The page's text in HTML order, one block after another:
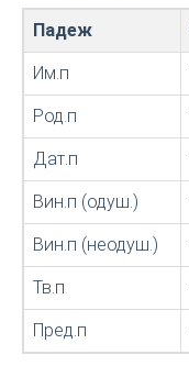
Падеж
Им.п
Род.п
Дат.п
Вин.п (одуш.)
Вин.п (неодуш.)
Тв.п
Пред.п